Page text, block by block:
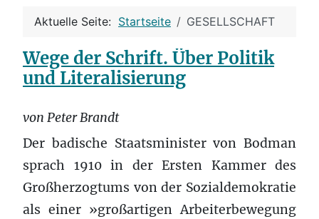
Aktuelle Seite: Startseite GESELLSCHAFT
Wege der Schrift. Über Politik
und Literalisierung
von Peter Brandt
Der badische Staatsminister von Bodman
sprach 1910 in der Ersten Kammer des
Großherzogtums von der Sozialdemokratie
als einer »großartigen Arbeiterbewegung